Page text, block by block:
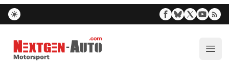
Nextgen-Auto.com